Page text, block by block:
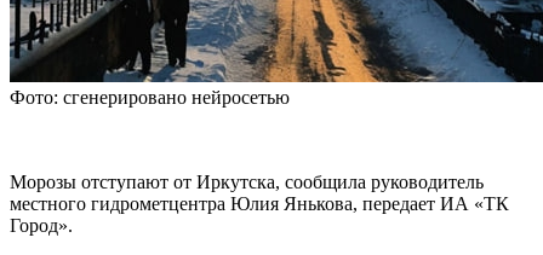
Фото: сгенерировано нейросетью
Морозы отступают от Иркутска, сообщила руководитель
местного гидрометцентра Юлия Янькова, передает ИА «ТК
Город».